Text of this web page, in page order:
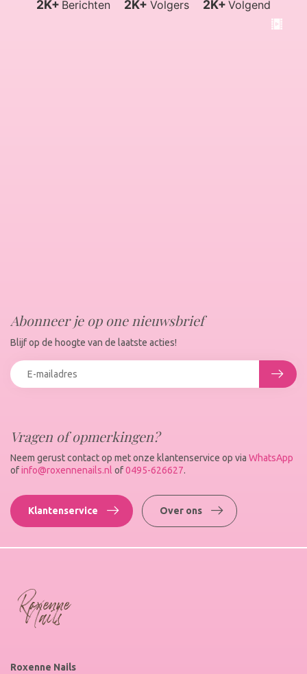
Vragen of opmerkingen?
Neem gerust contact op met onze klantenservice op via WhatsApp
ofinfo@roxennenails.nl of0495-626627.
Klantenservice Over ons
Abonneer je op one nieuwsbrief
Blijf op de hoogte van de laatste acties!
Roxenne Nails